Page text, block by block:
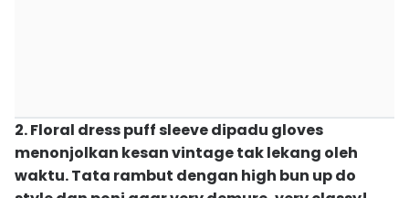
2. Floral dress puff sleeve dipadu gloves
menonjolkan kesan vintage tak lekang oleh
waktu. Tata rambut dengan high bun up do